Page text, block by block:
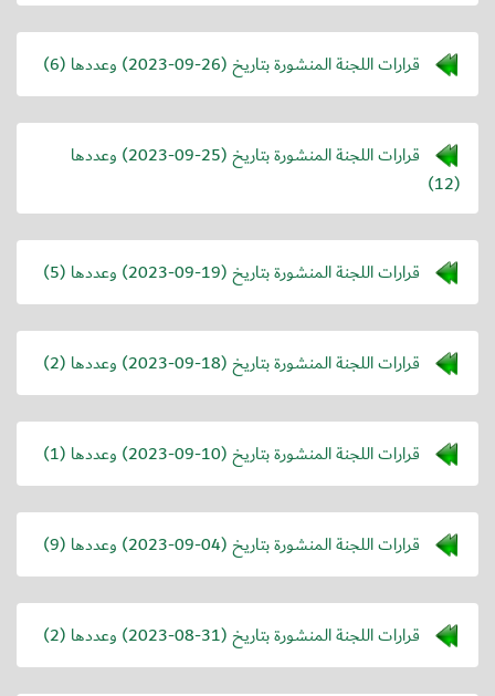
قرارات اللجنة المنشورة بتاريخ (2023-09-26) وعددها (6)
قرارات اللجنة المنشورة بتاريخ (2023-09-25) وعددها
(12)
قرارات اللجنة المنشورة بتاريخ (2023-09-19) وعددها (5)
قرارات اللجنة المنشورة بتاريخ (2023-09-18) وعددها (2)
قرارات اللجنة المنشورة بتاريخ (2023-09-10) وعددها (1)
قرارات اللجنة المنشورة بتاريخ (2023-09-04) وعددها (9)
قرارات اللجنة المنشورة بتاريخ (2023-08-31) وعددها (2)